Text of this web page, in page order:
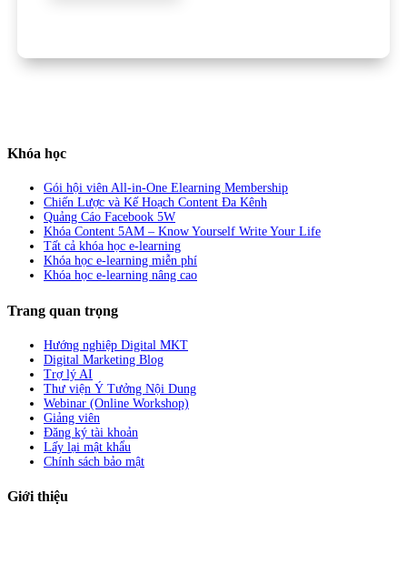
Khóa học
Gói hội viên All-in-One Elearning Membership
Chiến Lược và Kế Hoạch Content Đa Kênh
Quảng Cáo Facebook 5W
Khóa Content 5AM – Know Yourself Write Your Life
Tất cả khóa học e-learning
Khóa học e-learning miễn phí
Khóa học e-learning nâng cao
Trang quan trọng
Hướng nghiệp Digital MKT
Digital Marketing Blog
Trợ lý AI
Thư viện Ý Tưởng Nội Dung
Webinar (Online Workshop)
Giảng viên
Đăng ký tài khoản
Lấy lại mật khẩu
Chính sách bảo mật
Giới thiệu